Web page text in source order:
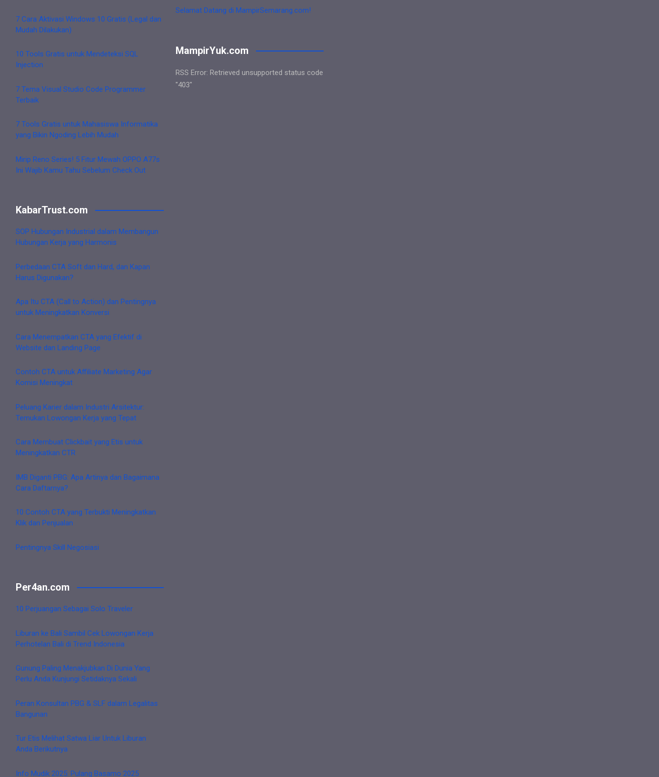
7 Cara Aktivasi Windows 10 Gratis (Legal dan
Mudah Dilakukan)
10 Tools Gratis untuk Mendeteksi SQL
Injection
7 Tema Visual Studio Code Programmer
Terbaik
7 Tools Gratis untuk Mahasiswa Informatika
yang Bikin Ngoding Lebih Mudah
Mirip Reno Series! 5 Fitur Mewah OPPO A77s
Ini Wajib Kamu Tahu Sebelum Check Out
KabarTrust.com
SOP Hubungan Industrial dalam Membangun
Hubungan Kerja yang Harmonis
Perbedaan CTA Soft dan Hard, dan Kapan
Harus Digunakan?
Apa Itu CTA (Call to Action) dan Pentingnya
untuk Meningkatkan Konversi
Cara Menempatkan CTA yang Efektif di
Website dan Landing Page
Contoh CTA untuk Affiliate Marketing Agar
Komisi Meningkat
Peluang Karier dalam Industri Arsitektur:
Temukan Lowongan Kerja yang Tepat
Cara Membuat Clickbait yang Etis untuk
Meningkatkan CTR
IMB Diganti PBG: Apa Artinya dan Bagaimana
Cara Daftarnya?
10 Contoh CTA yang Terbukti Meningkatkan
Klik dan Penjualan
Pentingnya Skill Negosiasi
Per4an.com
10 Perjuangan Sebagai Solo Traveler
Liburan ke Bali Sambil Cek Lowongan Kerja
Perhotelan Bali di Trend Indonesia
Gunung Paling Menakjubkan Di Dunia Yang
Perlu Anda Kunjungi Setidaknya Sekali
Peran Konsultan PBG & SLF dalam Legalitas
Bangunan
Tur Etis Melihat Satwa Liar Untuk Liburan
Anda Berikutnya
Info Mudik 2025: Pulang Basamo 2025
Selamat Datang di MampirSemarang.com!
MampirYuk.com
RSS Error: Retrieved unsupported status code
"403"